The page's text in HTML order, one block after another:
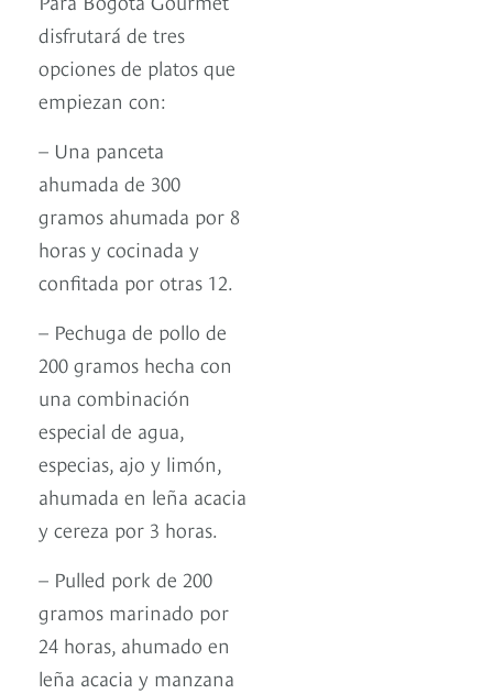
disfrutará de tres
opciones de platos que
empiezan con:
– Una panceta
ahumada de 300
gramos ahumada por 8
horas y cocinada y
confitada por otras 12.
– Pechuga de pollo de
200 gramos hecha con
una combinación
especial de agua,
especias, ajo y limón,
ahumada en leña acacia
y cereza por 3 horas.
– Pulled pork de 200
gramos marinado por
24 horas, ahumado en
leña acacia y manzana